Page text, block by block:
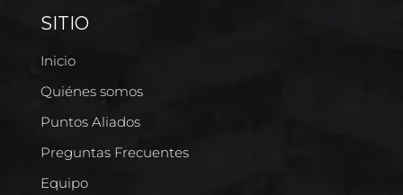
SITIO
Inicio
Quiénes somos
Puntos Aliados
Preguntas Frecuentes
Equipo